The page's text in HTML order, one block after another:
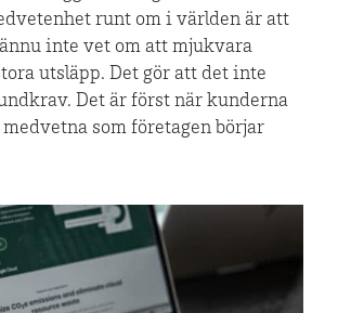
runt om i världen är att
inte vet om att mjukvara
utsläpp. Det gör att det inte
Det är först när kunderna
som företagen börjar